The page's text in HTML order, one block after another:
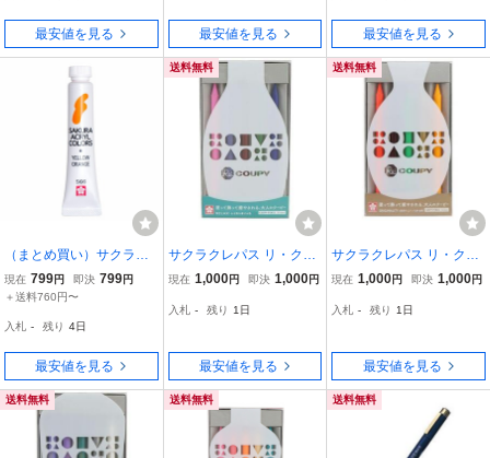
最安値を見る 最安値を見る 最安値を見る
（まとめ買い）サクラク
レパス 絵具 アクリルカラ
ー 12ml イエローオレン
ト〕
現在 799円 即決 799円
＋送料760円〜
入札 - 残り 4日
最安値を見る
送料無料
サクラクレパス リ・クー
ピー 5色セット リラック
る色 FY5RE-C
現在 1,000円 即決 1,000円
入札 - 残り 1日
最安値を見る
送料無料
サクラクレパス リ・クー
ピー 5色セット オリジナ
分らしくいられる色 FY5
現在 1,000円 即決 1,000円
入札 - 残り 1日
最安値を見る
送料無料 送料無料 送料無料